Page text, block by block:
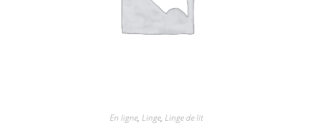
En ligne, Linge, Linge de lit